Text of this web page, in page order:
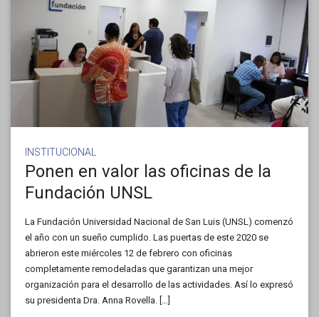
INSTITUCIONAL
Ponen en valor las oficinas de la
Fundación UNSL
La Fundación Universidad Nacional de San Luis (UNSL) comenzó
el año con un sueño cumplido. Las puertas de este 2020 se
abrieron este miércoles 12 de febrero con oficinas
completamente remodeladas que garantizan una mejor
organización para el desarrollo de las actividades. Así lo expresó
su presidenta Dra. Anna Rovella. […]